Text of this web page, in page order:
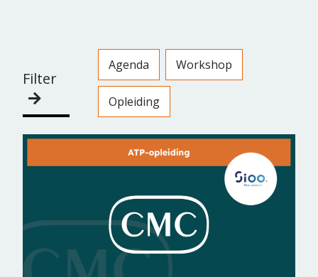
Filter
Agenda Workshop
Opleiding